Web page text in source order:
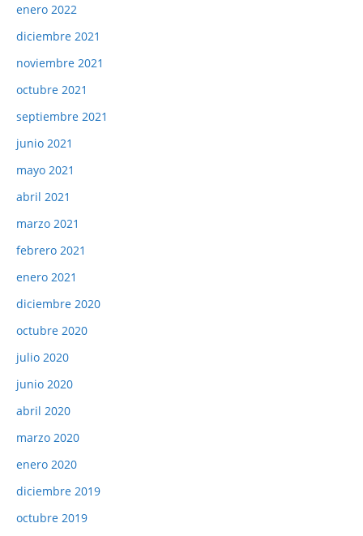
enero 2022
diciembre 2021
noviembre 2021
octubre 2021
septiembre 2021
junio 2021
mayo 2021
abril 2021
marzo 2021
febrero 2021
enero 2021
diciembre 2020
octubre 2020
julio 2020
junio 2020
abril 2020
marzo 2020
enero 2020
diciembre 2019
octubre 2019